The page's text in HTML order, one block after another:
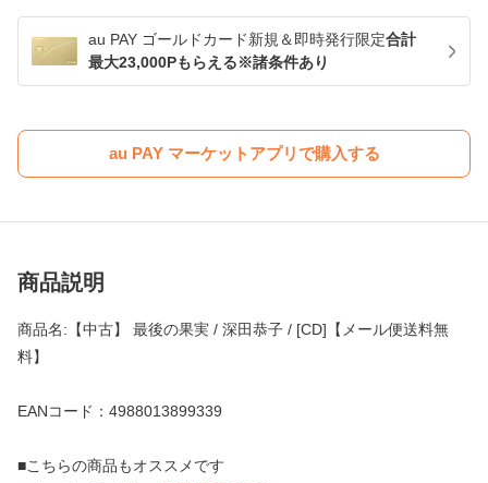
au PAY ゴールドカード新規＆即時発行限定合計
最大23,000Pもらえる※諸条件あり
au PAY マーケットアプリで購入する
商品説明
商品名:【中古】 最後の果実 / 深田恭子 / [CD]【メール便送料無
料】
EANコード：4988013899339
■こちらの商品もオススメです